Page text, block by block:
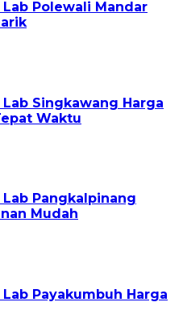
Lab Polewali Mandar
Lab Singkawang Harga
Waktu
Lab Pangkalpinang
Mudah
Lab Payakumbuh Harga